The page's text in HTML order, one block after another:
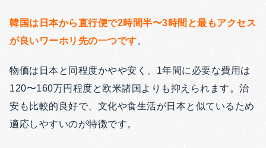
韓国は日本から直行便で2時間半〜3時間と最もアクセス
が良いワーホリ先の一つです。
物価は日本と同程度かやや安く、1年間に必要な費用は
120〜160万円程度と欧米諸国よりも抑えられます。治
安も比較的良好で、文化や食生活が日本と似ているため
適応しやすいのが特徴です。